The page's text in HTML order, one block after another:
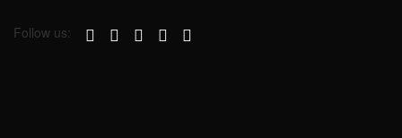
Follow us: